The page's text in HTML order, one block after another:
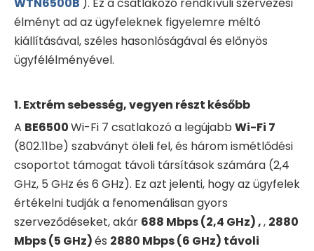
élményt ad az ügyfeleknek figyelemre méltó
kiállításával, széles hasonlóságával és előnyös
ügyfélélményével.
1. Extrém sebesség, vegyen részt később
A BE6500Wi-Fi 7 csatlakozó a legújabb Wi-Fi 7
(802.11be) szabványt öleli fel, és három ismétlődési
csoportot támogat távoli társítások számára (2,4
GHz, 5 GHz és 6 GHz). Ez azt jelenti, hogy az ügyfelek
értékelni tudják a fenomenálisan gyors
szerveződéseket, akár 688 Mbps (2,4 GHz) ,, 2880
Mbps (5 GHz)és 2880 Mbps (6 GHz) távoli